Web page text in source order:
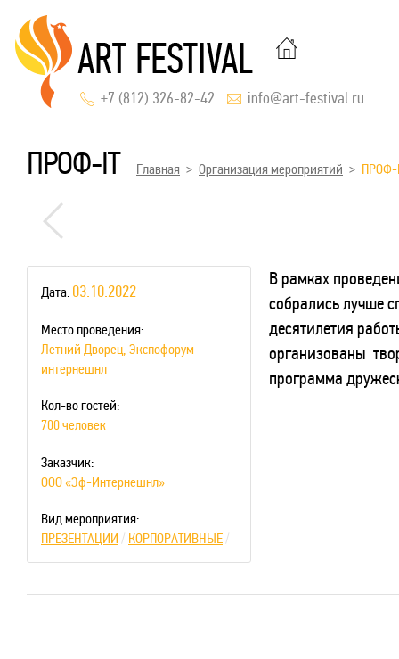
+7 (812) 326-82-42 info@art-festival.ru
ПРОФ-IT Главная Организация мероприятий ПРОФ-
Дата: 03.10.2022
Место проведения:
Летний Дворец, Экспофорум
интернешнл
Кол-во гостей:
700 человек
Заказчик:
ООО «Эф-Интернешнл»
Вид мероприятия:
ПРЕЗЕНТАЦИИ / КОРПОРАТИВНЫЕ /
В рамках
собрались лучше
десятилетия
организованы
программа